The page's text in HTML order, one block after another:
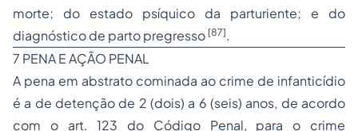
morte; do estado psíquico da parturiente; e do
diagnóstico de parto pregresso [87].
7 PENA E AÇÃO PENAL
A pena em abstrato cominada ao crime de infanticídio
é a de detenção de 2 (dois) a 6 (seis) anos, de acordo
com o art. 123 do Código Penal, para o crime